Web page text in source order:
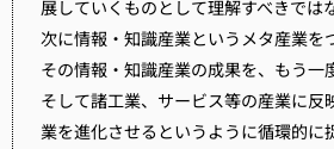
展していくものとして理解すべきでは
次に情報・知識産業というメタ産業を
その情報・知識産業の成果を、もう一
そして諸工業、サービス等の産業に反
業を進化させるというように循環的に